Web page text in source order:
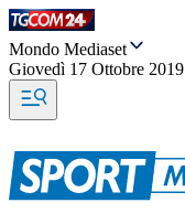
Mondo Mediaset
Giovedì 17 Ottobre 2019